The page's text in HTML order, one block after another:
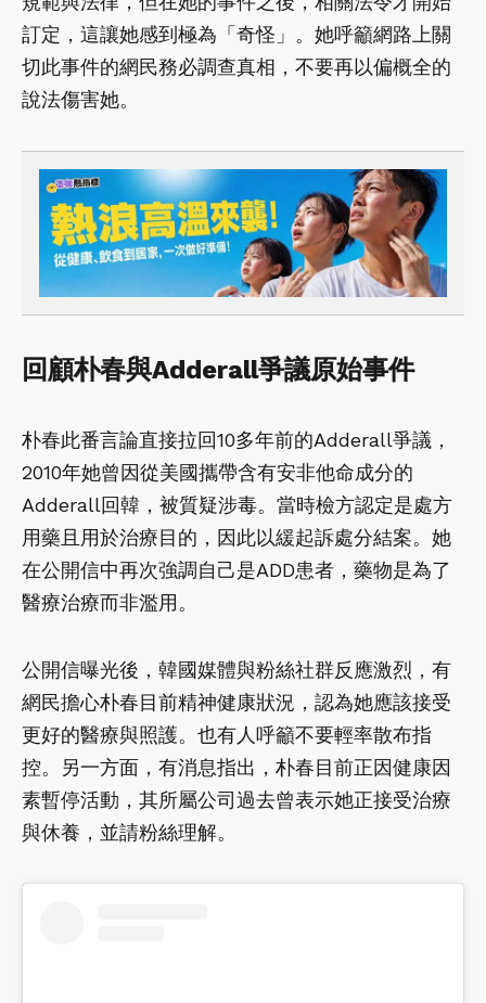
訂定，這讓她感到極為「奇怪」。她呼籲網路上關
切此事件的網民務必調查真相，不要再以偏概全的
說法傷害她。
回顧朴春與Adderall爭議原始事件
朴春此番言論直接拉回10多年前的Adderall爭議，
2010年她曾因從美國攜帶含有安非他命成分的
Adderall回韓，被質疑涉毒。當時檢方認定是處方
用藥且用於治療目的，因此以緩起訴處分結案。她
在公開信中再次強調自己是ADD患者，藥物是為了
醫療治療而非濫用。
公開信曝光後，韓國媒體與粉絲社群反應激烈，有
網民擔心朴春目前精神健康狀況，認為她應該接受
更好的醫療與照護。也有人呼籲不要輕率散布指
控。另一方面，有消息指出，朴春目前正因健康因
素暫停活動，其所屬公司過去曾表示她正接受治療
與休養，並請粉絲理解。